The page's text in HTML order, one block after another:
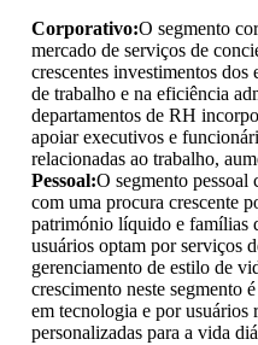
Corporativo:O segmento
mercado de serviços de
crescentes investimentos dos
de trabalho e na eficiência
departamentos de RH
apoiar executivos e
relacionadas ao trabalho,
Pessoal:O segmento pessoal
com uma procura crescente
património líquido e famílias
usuários optam por serviços
gerenciamento de estilo de
crescimento neste segmento
em tecnologia e por usuários
personalizadas para a vida